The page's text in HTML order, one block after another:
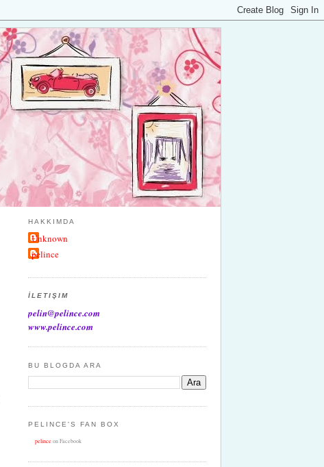
HAKKIMDA
Unknown
pelince
İLETIŞIM
pelin@pelince.com
www.pelince.com
BU BLOGDA ARA
PELINCE'S FAN BOX
pelince on Facebook